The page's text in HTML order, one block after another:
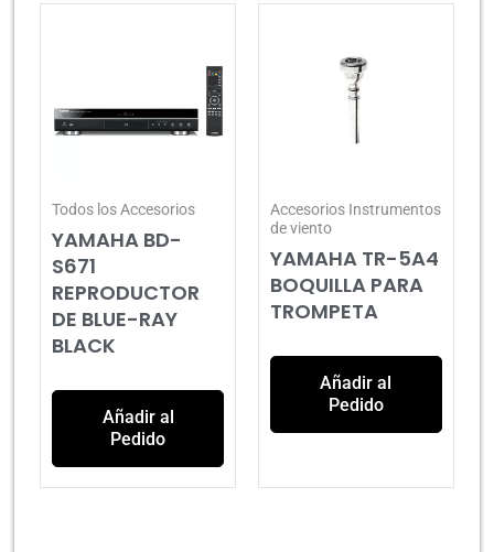
Todos los Accesorios
YAMAHA BD-
S671
REPRODUCTOR
DE BLUE-RAY
BLACK
Añadir al
Pedido
Accesorios Instrumentos
de viento
YAMAHA TR-5A4
BOQUILLA PARA
TROMPETA
Añadir al
Pedido